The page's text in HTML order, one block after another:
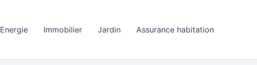
Energie Immobilier Jardin Assurance habitation